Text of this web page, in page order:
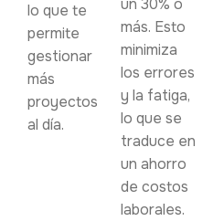
lo que te
permite
gestionar
más
proyectos
al día.
un 30% o
más. Esto
minimiza
los errores
y la fatiga,
lo que se
traduce en
un ahorro
de costos
laborales.